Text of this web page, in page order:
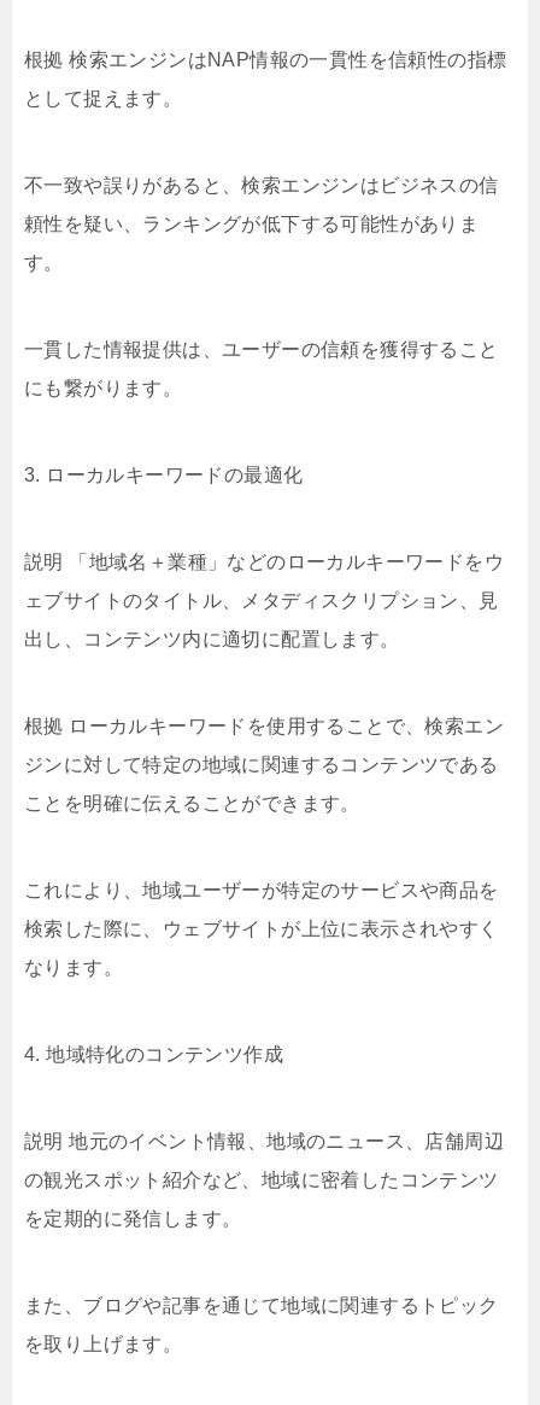
根拠 検索エンジンはNAP情報の一貫性を信頼性の指標
として捉えます。
不一致や誤りがあると、検索エンジンはビジネスの信
頼性を疑い、ランキングが低下する可能性がありま
す。
一貫した情報提供は、ユーザーの信頼を獲得すること
にも繋がります。
3. ローカルキーワードの最適化
説明 「地域名＋業種」などのローカルキーワードをウ
ェブサイトのタイトル、メタディスクリプション、見
出し、コンテンツ内に適切に配置します。
根拠 ローカルキーワードを使用することで、検索エン
ジンに対して特定の地域に関連するコンテンツである
ことを明確に伝えることができます。
これにより、地域ユーザーが特定のサービスや商品を
検索した際に、ウェブサイトが上位に表示されやすく
なります。
4. 地域特化のコンテンツ作成
説明 地元のイベント情報、地域のニュース、店舗周辺
の観光スポット紹介など、地域に密着したコンテンツ
を定期的に発信します。
また、ブログや記事を通じて地域に関連するトピック
を取り上げます。